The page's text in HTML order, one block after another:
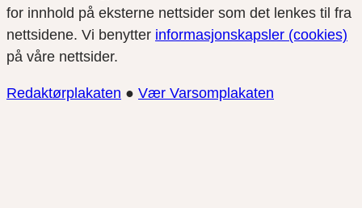
for innhold på eksterne nettsider som det lenkes til fra
nettsidene. Vi benytter informasjonskapsler (cookies)
på våre nettsider.
Redaktørplakaten ● Vær Varsomplakaten